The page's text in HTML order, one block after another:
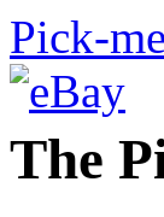
Pick-
The